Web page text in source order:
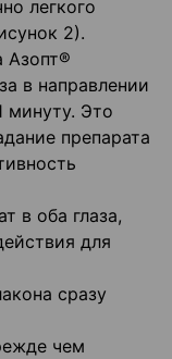
легкого
2).
Азопт®
в направлении
минуту. Это
препарата
в оба глаза,
для
сразу
чем